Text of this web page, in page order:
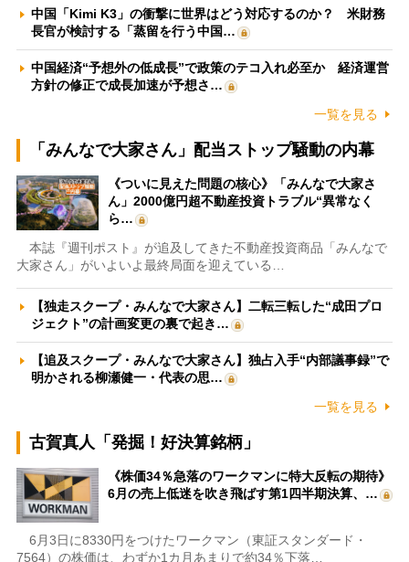
中国「Kimi K3」の衝撃に世界はどう対応するのか？ 米財務
長官が検討する「蒸留を行う中国…
中国経済“予想外の低成長”で政策のテコ入れ必至か 経済運営
方針の修正で成長加速が予想さ…
一覧を見る
「みんなで大家さん」配当ストップ騒動の内幕
《ついに見えた問題の核心》「みんなで大家さ
ん」2000億円超不動産投資トラブル“異常なく
ら…
本誌『週刊ポスト』が追及してきた不動産投資商品「みんなで
大家さん」がいよいよ最終局面を迎えている…
【独走スクープ・みんなで大家さん】二転三転した“成田プロ
ジェクト”の計画変更の裏で起き…
【追及スクープ・みんなで大家さん】独占入手“内部議事録”で
明かされる柳瀬健一・代表の思…
一覧を見る
古賀真人「発掘！好決算銘柄」
《株価34％急落のワークマンに特大反転の期待》
6月の売上低迷を吹き飛ばす第1四半期決算、…
6月3日に8330円をつけたワークマン（東証スタンダード・
7564）の株価は、わずか1カ月あまりで約34％下落…